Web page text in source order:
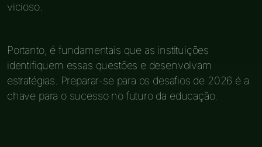
vicioso.
Portanto, é fundamentais que as instituições
identifiquem essas questões e desenvolvam
estratégias. Preparar-se para os desafios de 2026 é a
chave para o sucesso no futuro da educação.